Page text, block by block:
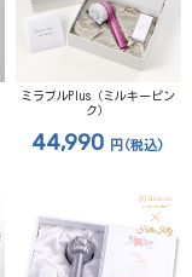
ミラブルPlus（ミルキーピン
ク）
44,990 円 (税込)